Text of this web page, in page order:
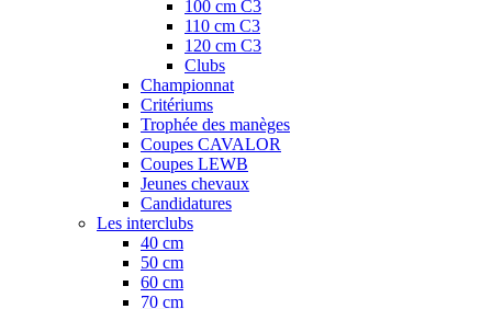
100 cm C3
110 cm C3
120 cm C3
Clubs
Championnat
Critériums
Trophée des manèges
Coupes CAVALOR
Coupes LEWB
Jeunes chevaux
Candidatures
Les interclubs
40 cm
50 cm
60 cm
70 cm